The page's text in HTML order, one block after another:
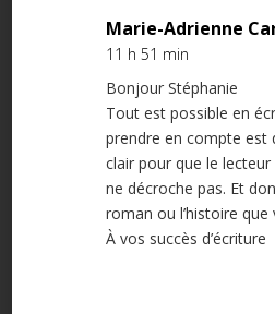
Marie-Adrienne
11 h 51 min
Bonjour Stéphanie
Tout est possible en
prendre en compte
clair pour que le
ne décroche pas. Et
roman ou l’histoire que
À vos succès d’écriture